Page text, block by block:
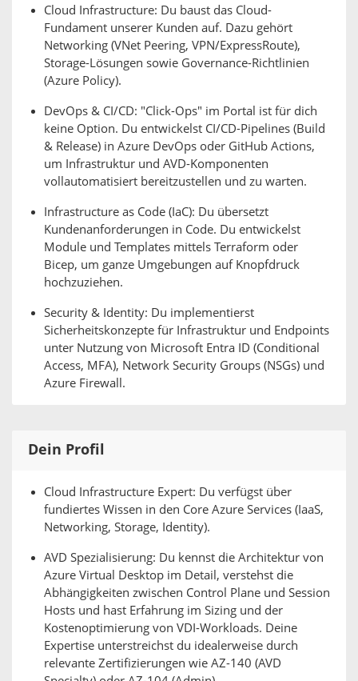
Cloud Infrastructure: Du baust das Cloud-
Fundament unserer Kunden auf. Dazu gehört
Networking (VNet Peering, VPN/ExpressRoute),
Storage-Lösungen sowie Governance-Richtlinien
(Azure Policy).
DevOps & CI/CD: "Click-Ops" im Portal ist für dich
keine Option. Du entwickelst CI/CD-Pipelines (Build
& Release) in Azure DevOps oder GitHub Actions,
um Infrastruktur und AVD-Komponenten
vollautomatisiert bereitzustellen und zu warten.
Infrastructure as Code (IaC): Du übersetzt
Kundenanforderungen in Code. Du entwickelst
Module und Templates mittels Terraform oder
Bicep, um ganze Umgebungen auf Knopfdruck
hochzuziehen.
Security & Identity: Du implementierst
Sicherheitskonzepte für Infrastruktur und Endpoints
unter Nutzung von Microsoft Entra ID (Conditional
Access, MFA), Network Security Groups (NSGs) und
Azure Firewall.
Dein Profil
Cloud Infrastructure Expert: Du verfügst über
fundiertes Wissen in den Core Azure Services (IaaS,
Networking, Storage, Identity).
AVD Spezialisierung: Du kennst die Architektur von
Azure Virtual Desktop im Detail, verstehst die
Abhängigkeiten zwischen Control Plane und Session
Hosts und hast Erfahrung im Sizing und der
Kostenoptimierung von VDI-Workloads. Deine
Expertise unterstreichst du idealerweise durch
relevante Zertifizierungen wie AZ-140 (AVD